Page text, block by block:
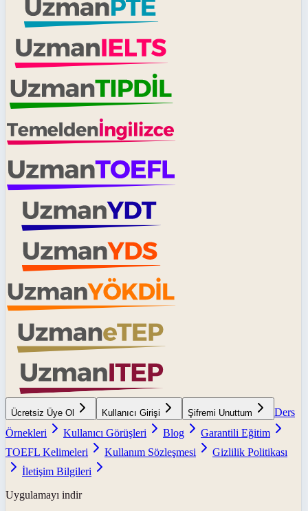
Ücretsiz Üye Ol Kullanıcı Girişi Şifremi Unuttum
Ders
Örnekleri
Kullanıcı Görüşleri Blog
Garantili Eğitim
TOEFL Kelimeleri
Kullanım Sözleşmesi
Gizlilik Politikası
İletişim Bilgileri
Uygulamayı indir